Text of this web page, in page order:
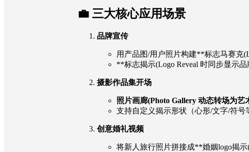
💼 三大核心应用场景
品牌宣传
用产品图/用户照片构建**标志马赛克
**标志揭示(Logo Reveal 时同步显示
摄影作品集开场
照片画廊(Photo Gallery 动态转场为艺
支持自定义揭示形状（心形/文字/符号
创意婚礼视频
将新人旅行照片拼接成**婚姻logo揭示